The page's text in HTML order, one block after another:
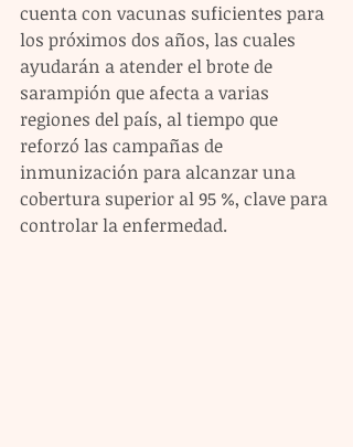
cuenta con vacunas suficientes para
los próximos dos años, las cuales
ayudarán a atender el brote de
sarampión que afecta a varias
regiones del país, al tiempo que
reforzó las campañas de
inmunización para alcanzar una
cobertura superior al 95 %, clave para
controlar la enfermedad.